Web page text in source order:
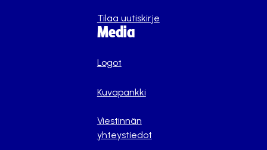
Tilaa uutiskirje
Media
Logot
Kuvapankki
Viestinnän
yhteystiedot